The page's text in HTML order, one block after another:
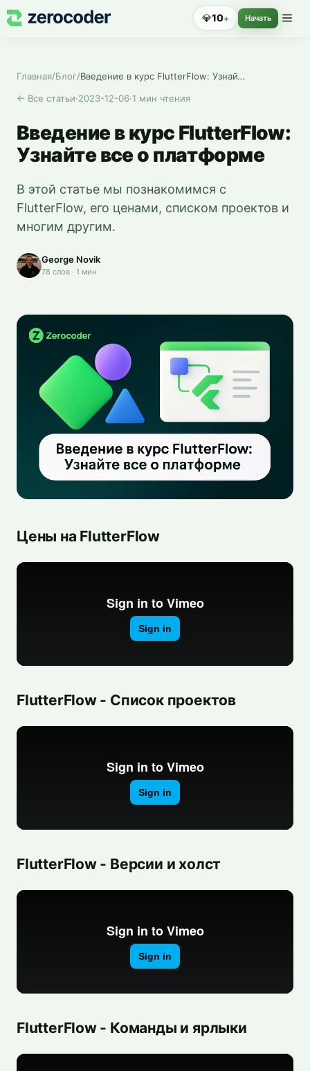
💎10+ Начать
Главная/Блог/
Введение в курс FlutterFlow: Узнайте все о платформе
← Все статьи·2023-12-06·1 мин чтения
Введение в курс FlutterFlow:
Узнайте все о платформе
В этой статье мы познакомимся с
FlutterFlow, его ценами, списком проектов и
многим другим.
George Novik
78 слов · 1 мин
Цены на FlutterFlow
FlutterFlow - Список проектов
FlutterFlow - Версии и холст
FlutterFlow - Команды и ярлыки